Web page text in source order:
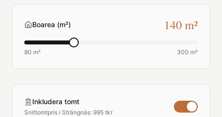
Boarea (m²) 140m²
80 m² 300 m²
Inkludera tomt
Snittomtpris i Strängnäs: 995 tkr